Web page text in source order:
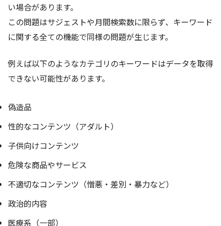
い場合があります。
この問題はサジェストや月間検索数に限らず、キーワード
に関する全ての機能で同様の問題が生じます。
例えば以下のようなカテゴリのキーワードはデータを取得
できない可能性があります。
偽造品
性的なコンテンツ（アダルト）
子供向けコンテンツ
危険な商品やサービス
不適切なコンテンツ（憎悪・差別・暴力など）
政治的内容
医療系（一部）